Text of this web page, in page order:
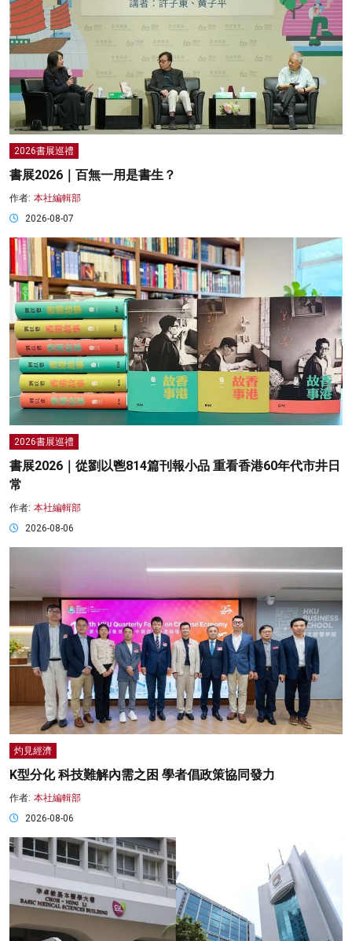
2026書展巡禮
書展2026｜百無一用是書生？
作者: 本社編輯部
2026-08-07
2026書展巡禮
書展2026｜從劉以鬯814篇刊報小品 重看香港60年代市井日
常
作者: 本社編輯部
2026-08-06
灼見經濟
K型分化 科技難解內需之困 學者倡政策協同發力
作者: 本社編輯部
2026-08-06